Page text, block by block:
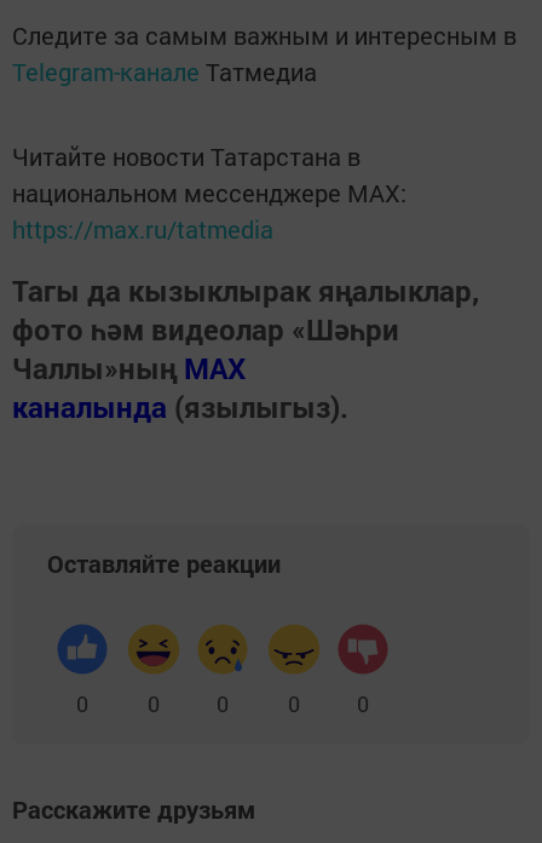
Следите за самым важным и интересным в
Telegram-канале Татмедиа
Читайте новости Татарстана в
национальном мессенджере MАХ:
https://max.ru/tatmedia
Тагы да кызыклырак яңалыклар,
фото һәм видеолар «Шәһри
Чаллы»ның MAX
каналында (язылыгыз).
Оставляйте реакции
0 0 0 0 0
Расскажите друзьям